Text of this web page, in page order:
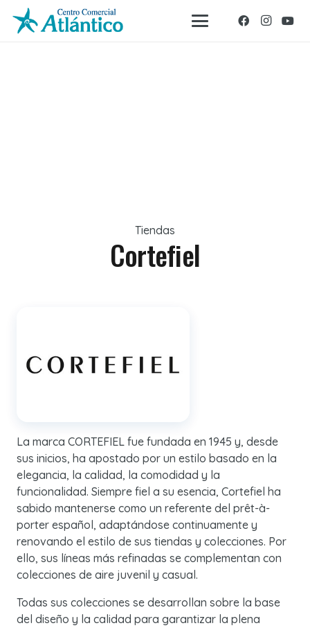
Tiendas
Cortefiel
La marca CORTEFIEL fue fundada en 1945 y, desde
sus inicios, ha apostado por un estilo basado en la
elegancia, la calidad, la comodidad y la
funcionalidad. Siempre fiel a su esencia, Cortefiel ha
sabido mantenerse como un referente del prêt-à-
porter español, adaptándose continuamente y
renovando el estilo de sus tiendas y colecciones. Por
ello, sus líneas más refinadas se complementan con
colecciones de aire juvenil y casual.
Todas sus colecciones se desarrollan sobre la base
del diseño y la calidad para garantizar la plena